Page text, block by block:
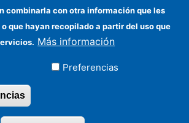
Ayudas FEDER
Organismos financiadores
Contacto
Cómo llegar
combinarla con otra información que les
que hayan recopilado a partir del uso que
Más información
Preferencias